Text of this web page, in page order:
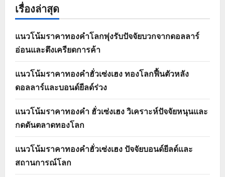
เรื่องล่าสุด
แนวโน้มราคาทองคำโลกพุ่งรับปัจจัยบวกจากดอลลาร์
อ่อนและตึงเครียดการค้า
แนวโน้มราคาทองคำฮั่วเซ่งเฮง ทองโลกฟื้นตัวหลัง
ดอลลาร์และบอนด์ยีลด์ร่วง
แนวโน้มราคาทองคำ ฮั่วเซ่งเฮง วิเคราะห์ปัจจัยหนุนและ
กดดันตลาดทองโลก
แนวโน้มราคาทองคำฮั่วเซ่งเฮง ปัจจัยบอนด์ยีลด์และ
สถานการณ์โลก